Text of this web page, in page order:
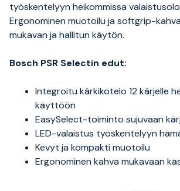
työskentelyyn heikommissa
Ergonominen muotoilu ja softgrip-
mukavan ja hallitun käytön.
Bosch PSR Selectin edut:
Integroitu kärkikotelo 12 kärjelle
käyttöön
EasySelect-toiminto sujuvaan
LED-valaistus työskentelyyn
Kevyt ja kompakti muotoilu
Ergonominen kahva mukavaan